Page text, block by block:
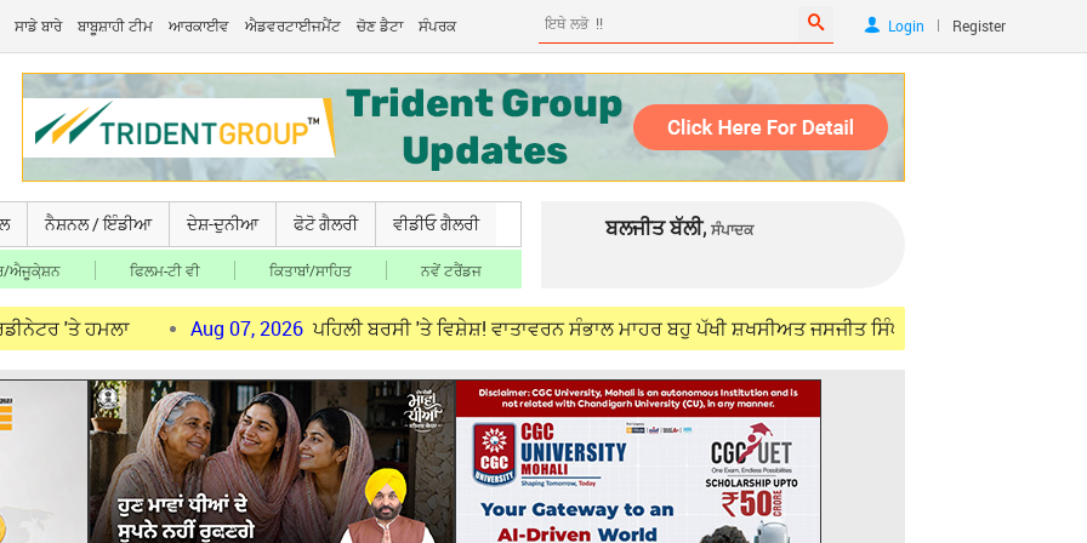
ਸਾਡੇ ਬਾਰੇ ਬਾਬੂਸ਼ਾਹੀ ਟੀਮ ਆਰਕਾਈਵ ਐਡਵਰਟਾਈਜਮੈਂਟ ਚੋਣ ਡੈਟਾ ਸੰਪਰਕ Login | Register
ਨੈਸ਼ਨਲ / ਇੰਡੀਆ ਦੇਸ਼-ਦੁਨੀਆ ਫੋਟੋ ਗੈਲਰੀ ਵੀਡੀਓ ਗੈਲਰੀ
ਐਜੂਕੇ਼ਸ਼ਨ ਫਿਲਮ-ਟੀ ਵੀ ਕਿਤਾਬਾਂ/ਸਾਹਿਤ ਨਵੇਂ ਟਰੈਂਡਜ
ਬਲਜੀਤ ਬੱਲੀ, ਸੰਪਾਦਕ
Aug 07, 2026 ਪਹਿਲੀ ਬਰਸੀ 'ਤੇ ਵਿਸ਼ੇਸ਼! ਵਾਤਾਵਰਨ ਸੰਭਾਲ ਮਾਹਰ ਬਹੁ ਪੱਖੀ ਸ਼ਖਸੀਅਤ ਜਸਜੀਤ ਸਿੰਘ ਸਮੁੰਦਰੀ (IFS) ਨੂੰ ਯਾਦ ਕਰਦਿਆਂ